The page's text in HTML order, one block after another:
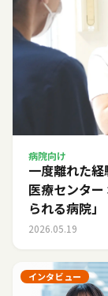
病院向け
一度離れた
医療センタ
られる病院」
2026.05.19
インタビュー